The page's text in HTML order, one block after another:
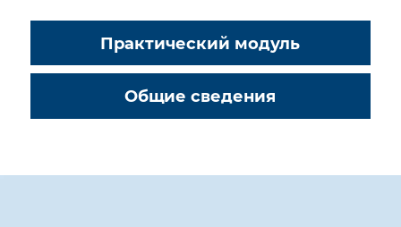
Практический модуль
Общие сведения